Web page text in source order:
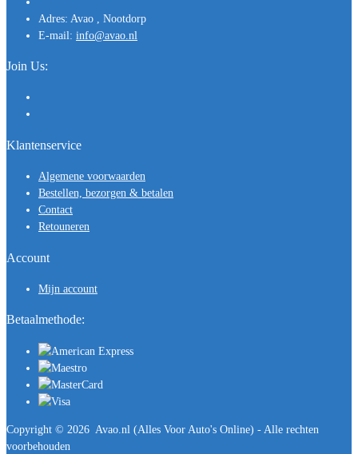
Adres: Avao , Nootdorp
E-mail: info@avao.nl
Join Us:
Klantenservice
Algemene voorwaarden
Bestellen, bezorgen & betalen
Contact
Retouneren
Account
Mijn account
Betaalmethode:
Copyright © 2026 Avao.nl (Alles Voor Auto's Online) - Alle rechten
voorbehouden